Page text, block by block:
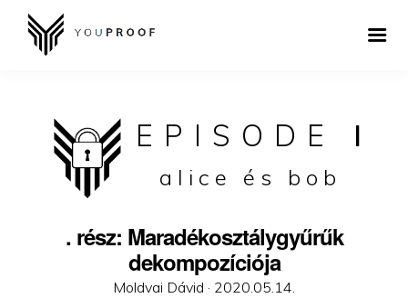
EPISODE I
alice és bob
. rész: Maradékosztálygyűrűk
dekompozíciója
Moldvai Dávid · Posted
2020.05.14.